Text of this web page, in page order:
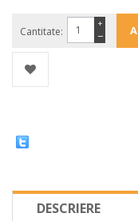
Cantitate: −
+
DESCRIERE